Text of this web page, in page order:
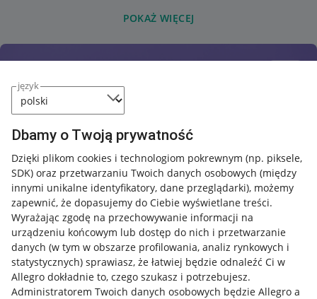
język
Dbamy o Twoją prywatność
Dzięki plikom cookies i technologiom pokrewnym (np. piksele,
SDK) oraz przetwarzaniu Twoich danych osobowych (między
innymi unikalne identyfikatory, dane przeglądarki), możemy
zapewnić, że dopasujemy do Ciebie wyświetlane treści.
Wyrażając zgodę na przechowywanie informacji na
urządzeniu końcowym lub dostęp do nich i przetwarzanie
danych (w tym w obszarze profilowania, analiz rynkowych i
statystycznych) sprawiasz, że łatwiej będzie odnaleźć Ci w
Allegro dokładnie to, czego szukasz i potrzebujesz.
Administratorem Twoich danych osobowych będzie Allegro a
POKAŻ WIĘCEJ